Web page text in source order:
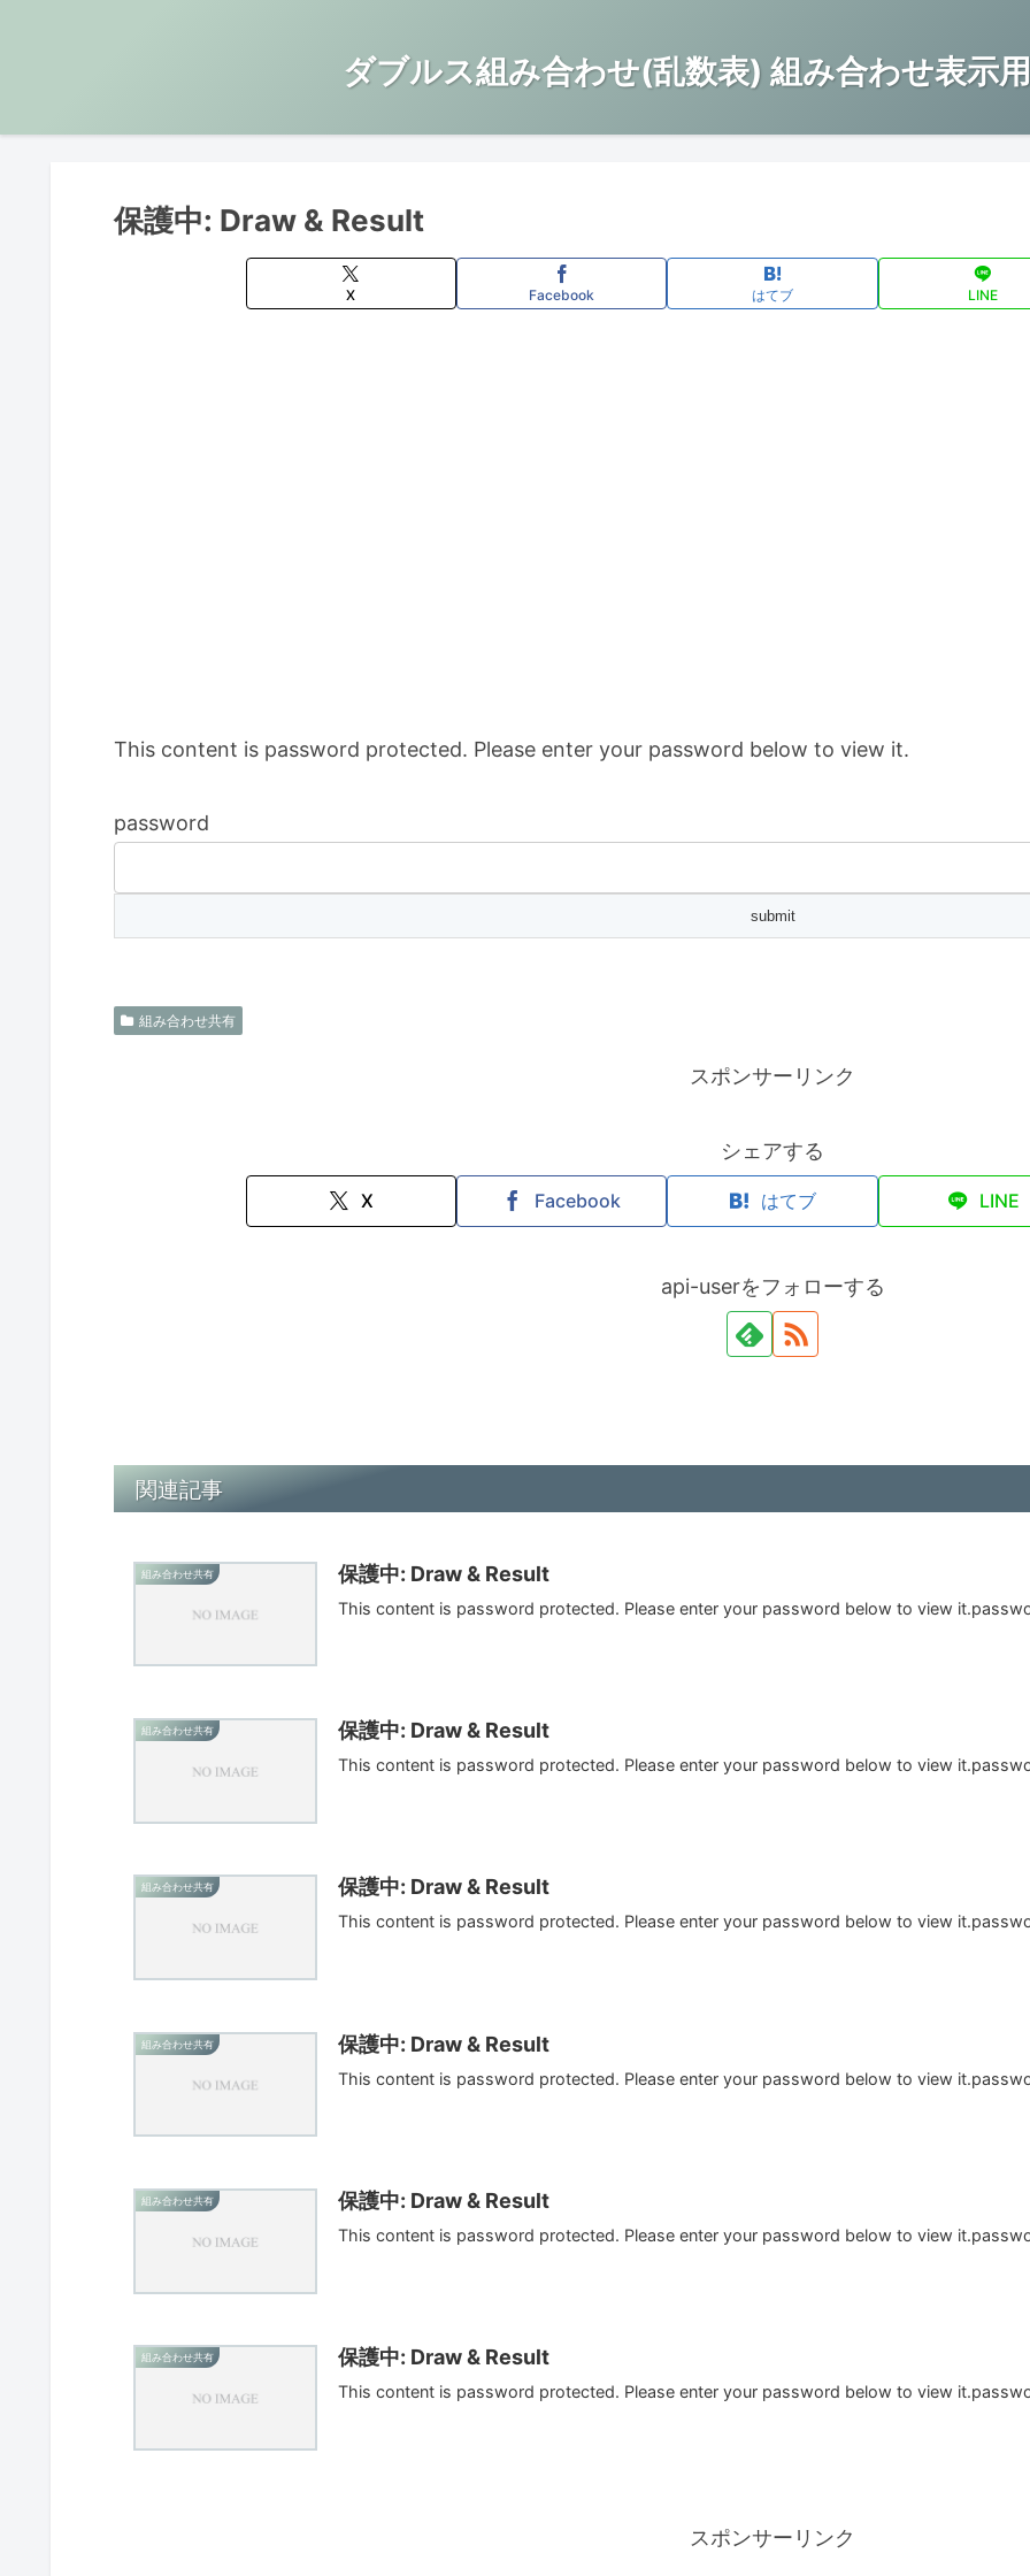
ダブルス組み合わせ(乱数表) 組み合わせ表示
保護中: Draw & Result
X Facebook はてブ LINE
This content is password protected. Please enter your password below to view it.
password
組み合わせ共有
スポンサーリンク
シェアする
X Facebook はてブ LINE
api-userをフォローする
関連記事
組み合わせ共有 保護中: Draw & Result
This content is password protected. Please enter your password below to view
組み合わせ共有 保護中: Draw & Result
This content is password protected. Please enter your password below to view
組み合わせ共有 保護中: Draw & Result
This content is password protected. Please enter your password below to view
組み合わせ共有 保護中: Draw & Result
This content is password protected. Please enter your password below to view
組み合わせ共有 保護中: Draw & Result
This content is password protected. Please enter your password below to view
組み合わせ共有 保護中: Draw & Result
This content is password protected. Please enter your password below to view
スポンサーリンク